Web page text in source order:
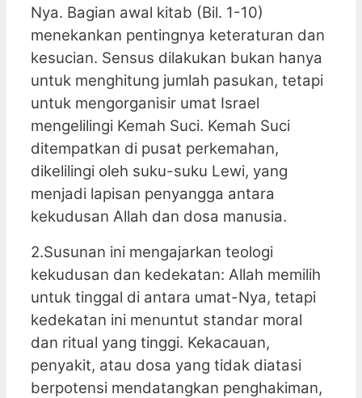
Nya. Bagian awal kitab (Bil. 1-10)
menekankan pentingnya keteraturan dan
kesucian. Sensus dilakukan bukan hanya
untuk menghitung jumlah pasukan, tetapi
untuk mengorganisir umat Israel
mengelilingi Kemah Suci. Kemah Suci
ditempatkan di pusat perkemahan,
dikelilingi oleh suku-suku Lewi, yang
menjadi lapisan penyangga antara
kekudusan Allah dan dosa manusia.
2.Susunan ini mengajarkan teologi
kekudusan dan kedekatan: Allah memilih
untuk tinggal di antara umat-Nya, tetapi
kedekatan ini menuntut standar moral
dan ritual yang tinggi. Kekacauan,
penyakit, atau dosa yang tidak diatasi
berpotensi mendatangkan penghakiman,